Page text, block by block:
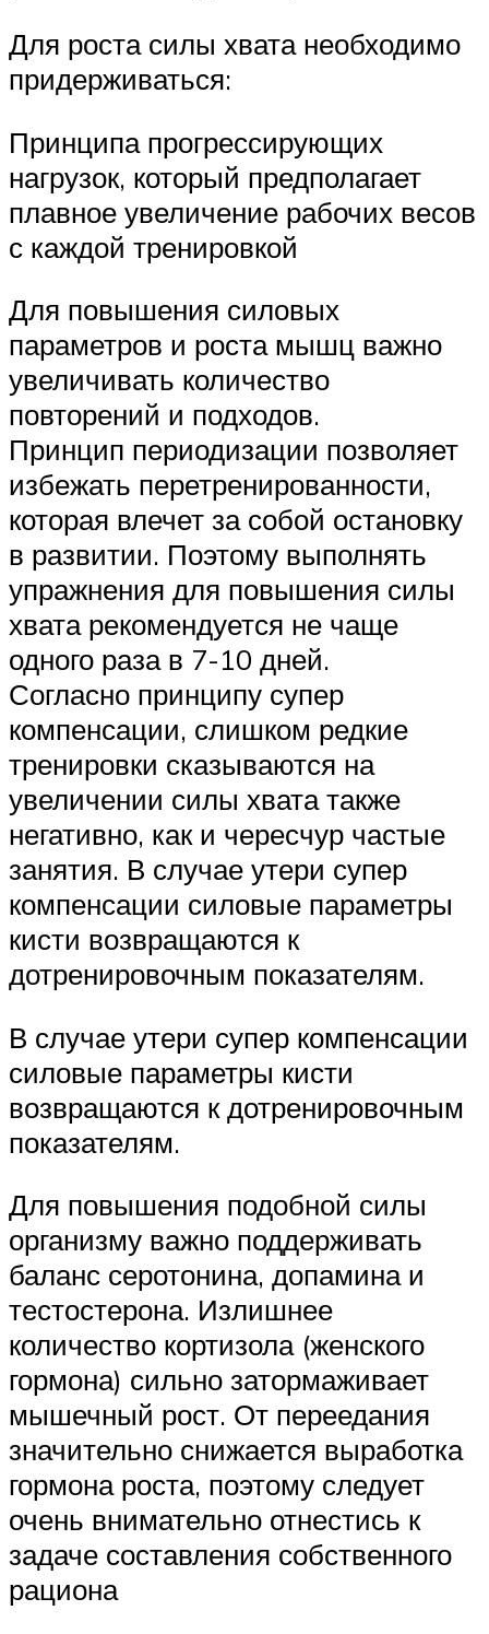
Для роста силы хвата необходимо
придерживаться:
Принципа прогрессирующих
нагрузок, который предполагает
плавное увеличение рабочих весов
с каждой тренировкой
Для повышения силовых
параметров и роста мышц важно
увеличивать количество
повторений и подходов.
Принцип периодизации позволяет
избежать перетренированности,
которая влечет за собой остановку
в развитии. Поэтому выполнять
упражнения для повышения силы
хвата рекомендуется не чаще
одного раза в 7-10 дней.
Согласно принципу супер
компенсации, слишком редкие
тренировки сказываются на
увеличении силы хвата также
негативно, как и чересчур частые
занятия. В случае утери супер
компенсации силовые параметры
кисти возвращаются к
дотренировочным показателям.
В случае утери супер компенсации
силовые параметры кисти
возвращаются к дотренировочным
показателям.
Для повышения подобной силы
организму важно поддерживать
баланс серотонина, допамина и
тестостерона. Излишнее
количество кортизола (женского
гормона) сильно затормаживает
мышечный рост. От переедания
значительно снижается выработка
гормона роста, поэтому следует
очень внимательно отнестись к
задаче составления собственного
рациона